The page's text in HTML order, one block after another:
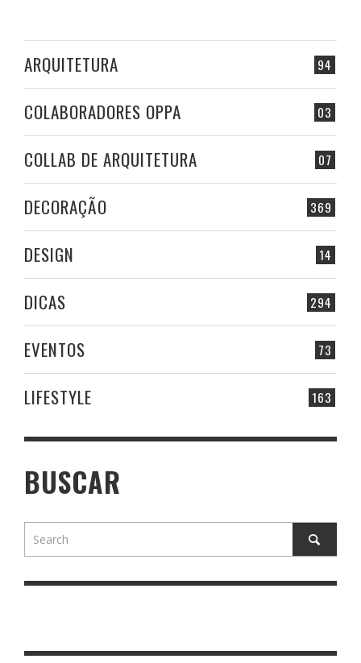
94
ARQUITETURA
03
COLABORADORES OPPA
07
COLLAB DE ARQUITETURA
369
DECORAÇÃO
14
DESIGN
294
DICAS
73
EVENTOS
163
LIFESTYLE
BUSCAR